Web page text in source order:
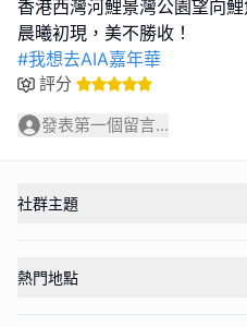
香港西灣河鯉景灣公園望向
#我想去AIA嘉年華
評分
發表第一個留言...
社群主題
熱門地點